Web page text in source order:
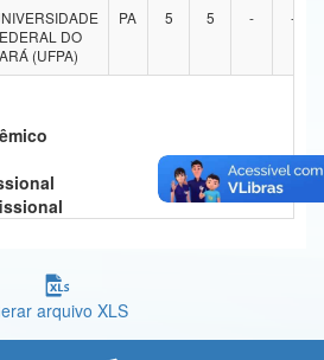
Inovações e Comunicações
DO
(UFPA)
PA 5 5 - -
arquivo XLS